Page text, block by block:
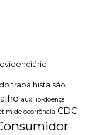
trabalhista são
auxílio-doença
de ocorrência CDC